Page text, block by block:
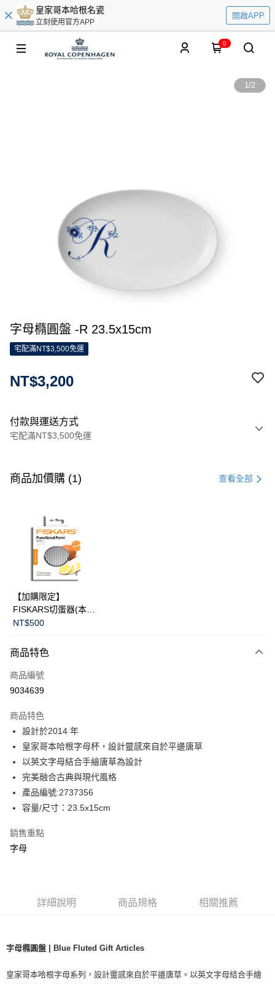
皇家哥本哈根名瓷
立刻使用官方APP
開啟APP
0
1/2
字母橢圓盤 -R 23.5x15cm
宅配滿NT$3,500免運
NT$3,200
付款與運送方式
宅配滿NT$3,500免運
信用卡一次付款
3 期 0 利率 每期
合作金庫商業銀行
華南商業銀行
上海商業儲蓄銀行
國泰世華商業銀行
臺灣中小企業銀行
匯豐（台灣）商業銀行
聯邦商業銀行
元大商業銀行
台新國際商業銀行
LINE Pay
Apple Pay
運送方式
黑貓宅急便
商品加價購 (1) 查看全部
【加購限定】
FISKARS切蛋器(本商
品不提供破損保證)
NT$500
商品特色
商品編號
9034639
商品特色
設計於2014 年
皇家哥本哈根字母杯，設計靈感來自於平邊唐草
以英文字母結合手繪唐草為設計
完美融合古典與現代風格
產品編號:2737356
容量/尺寸：23.5x15cm
銷售重點
字母
詳細說明 商品規格 相關推薦
字母橢圓盤 | Blue Fluted Gift Articles
皇家哥本哈根字母系列，設計靈感來自於平邊唐草。以英文字母結合手繪